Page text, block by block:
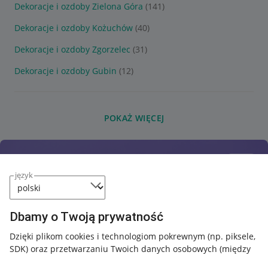
język
Dbamy o Twoją prywatność
Dzięki plikom cookies i technologiom pokrewnym (np. piksele,
SDK) oraz przetwarzaniu Twoich danych osobowych (między
Dekoracje i ozdoby Zielona Góra (141)
Dekoracje i ozdoby Kożuchów (40)
Dekoracje i ozdoby Zgorzelec (31)
Dekoracje i ozdoby Gubin (12)
POKAŻ WIĘCEJ